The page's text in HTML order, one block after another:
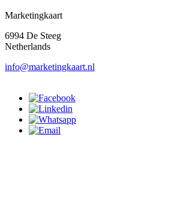
Marketingkaart
6994 De Steeg
Netherlands
info@marketingkaart.nl